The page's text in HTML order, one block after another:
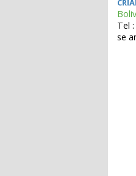
Tel
se